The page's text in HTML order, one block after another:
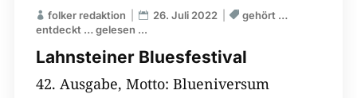
Lahnsteiner Bluesfestival
folker redaktion 26. Juli 2022
gehört …
entdeckt … gelesen ...
42. Ausgabe, Motto: Blueniversum